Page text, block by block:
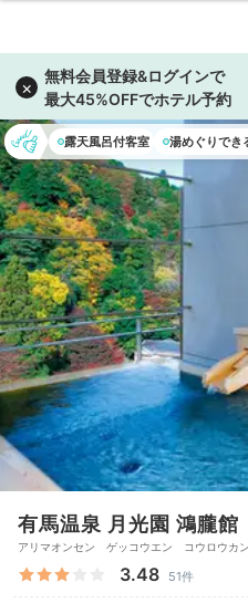
露天風呂付客室 湯めぐりでき
有馬温泉 月光園 鴻朧館
アリマオンセン ゲッコウエン コウロウカン
3.48 51件